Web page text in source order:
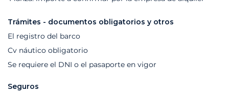
Trámites - documentos obligatorios y otros
El registro del barco
Cv náutico obligatorio
Se requiere el DNI o el pasaporte en vigor
Seguros